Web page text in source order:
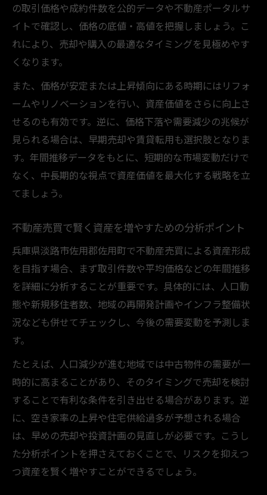
の取引価格や成約件数を公的データや不動産ポータルサ
イトで確認し、価格の底値・高値を把握しましょう。こ
れにより、売却や購入の最適なタイミングを見極めやす
くなります。
また、価格が安定または上昇傾向にある時期にはリフォ
ームやリノベーションを行い、資産価値をさらに向上さ
せるのも有効です。逆に、価格下落や需要減少の兆候が
見られる場合は、早期売却や賃貸転用も選択肢となりま
す。年間推移データをもとに、短期的な市場変動だけで
なく、中長期的な視点で資産価値を最大化する戦略を立
てましょう。
不動産売買で賢く資産を増やすための分析ポイント
兵庫県淡路市佐用郡佐用町で不動産売買による資産形成
を目指す場合、まず取引件数や平均価格などの年間推移
を詳細に分析することが重要です。具体的には、人口動
態や新規移住者数、地域の再開発計画やインフラ整備状
況なども併せてチェックし、今後の需要変動を予測しま
す。
たとえば、人口減少が進む地域では中古物件の需要が一
時的に高まることがあり、そのタイミングで売却を検討
することで有利な条件を引き出せる場合があります。逆
に、空き家率の上昇や住宅供給過多が予想される場合
は、早めの売却や投資計画の見直しが必要です。こうし
た分析ポイントを押さえておくことで、リスクを抑えつ
つ資産を賢く増やすことができるでしょう。